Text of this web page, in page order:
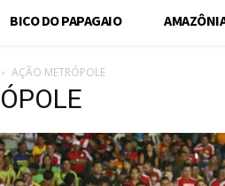
BICO DO PAPAGAIO
AÇÃO METRÓPOLE